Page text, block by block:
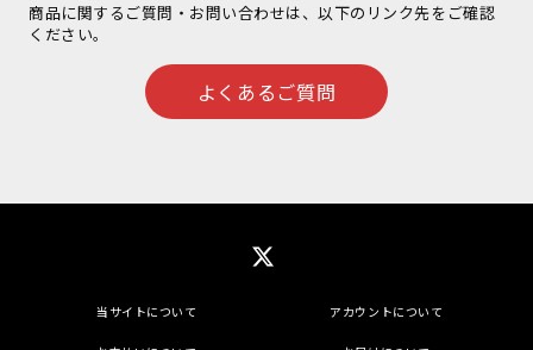
商品に関するご質問・お問い合わせは、以下のリンク先をご確認
ください。
よくあるご質問
当サイトについて アカウントについて